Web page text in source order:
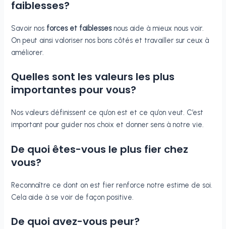
faiblesses?
Savoir nos forces et faiblessesnous aide à mieux nous voir.
On peut ainsi valoriser nos bons côtés et travailler sur ceux à
améliorer.
Quelles sont les valeurs les plus
importantes pour vous?
Nos valeurs définissent ce qu’on est et ce qu’on veut. C’est
important pour guider nos choix et donner sens à notre vie.
De quoi êtes-vous le plus fier chez
vous?
Reconnaître ce dont on est fier renforce notre estime de soi.
Cela aide à se voir de façon positive.
De quoi avez-vous peur?